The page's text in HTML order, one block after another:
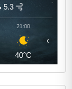
5.3 م\ث
21:00
40°C
›